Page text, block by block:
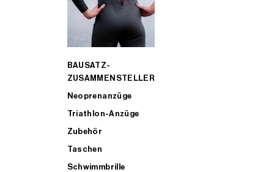
BAUSATZ-
ZUSAMMENSTELLER
Neoprenanzüge
Triathlon-Anzüge
Zubehör
Taschen
Schwimmbrille